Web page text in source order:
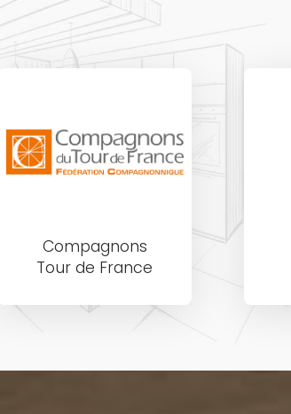
Compagnons
Tour de France